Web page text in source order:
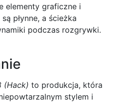
elementy graficzne i
płynne, a ścieżka
podczas rozgrywki.
(Hack) to produkcja, która
stylem i